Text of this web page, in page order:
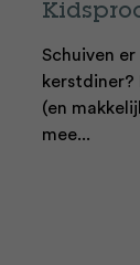
Schuiven
kerstdiner?
(en
mee...